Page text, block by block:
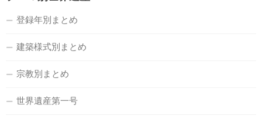
登録年別まとめ
建築様式別まとめ
宗教別まとめ
世界遺産第一号